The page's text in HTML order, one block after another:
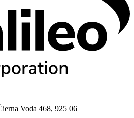
Voda 468, 925 06